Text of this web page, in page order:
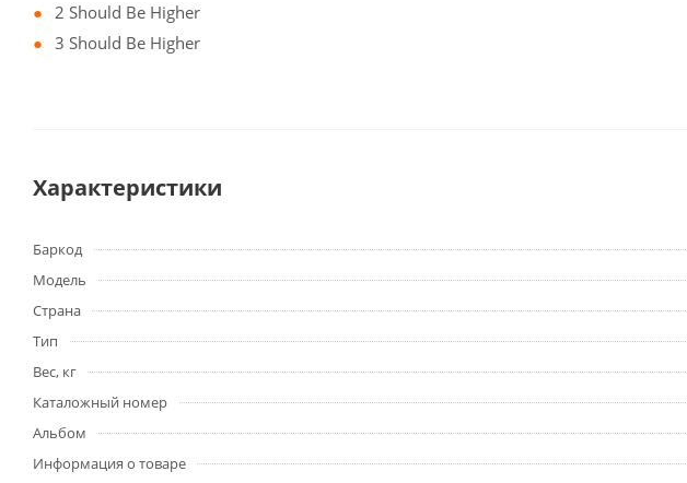
2 Should Be Higher
3 Should Be Higher
Характеристики
Баркод
Модель
Страна
Тип
Вес, кг
Каталожный номер
Альбом
Информация о товаре